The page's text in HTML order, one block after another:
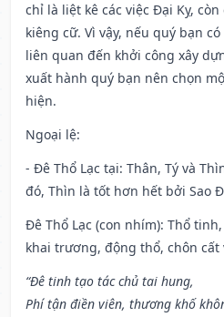
chỉ là liệt kê các việc Đại Kỵ,
kiêng cữ. Vì vậy, nếu quý bạn
liên quan đến khởi công xây
xuất hành quý bạn nên chọn
hiện.
Ngoại lệ:
- Đê Thổ Lạc tại: Thân, Tý và
đó, Thìn là tốt hơn hết bởi Sao
Đê Thổ Lạc (con nhím): Thổ
khai trương, động thổ, chôn cất
“Đê tinh tạo tác chủ tai hung,
Phí tận điền viên, thương khố